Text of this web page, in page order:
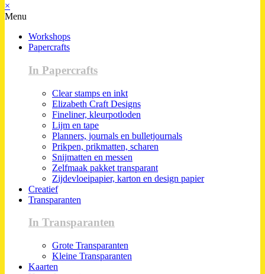
×
Menu
Workshops
Papercrafts
In Papercrafts
Clear stamps en inkt
Elizabeth Craft Designs
Fineliner, kleurpotloden
Lijm en tape
Planners, journals en bulletjournals
Prikpen, prikmatten, scharen
Snijmatten en messen
Zelfmaak pakket transparant
Zijdevloeipapier, karton en design papier
Creatief
Transparanten
In Transparanten
Grote Transparanten
Kleine Transparanten
Kaarten